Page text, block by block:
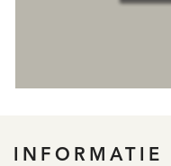
INFORMATIE